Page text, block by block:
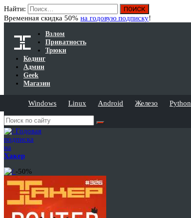
Найти:
Временная скидка 50% на годовую подписку!
Взлом
Приватность
Трюки
Кодинг
Админ
Geek
Магазин
Windows Linux Android Железо Python
Годовая
подписка
на
Хакер
-50%